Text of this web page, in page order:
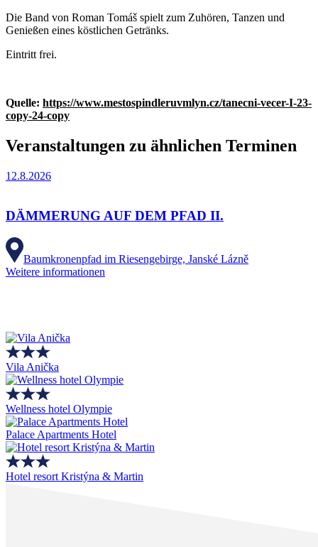
Die Band von Roman Tomáš spielt zum Zuhören, Tanzen und
Genießen eines köstlichen Getränks.
Eintritt frei.
Quelle: https://www.mestospindleruvmlyn.cz/tanecni-vecer-I-23-
copy-24-copy
Veranstaltungen zu ähnlichen Terminen
12.8.2026
DÄMMERUNG AUF DEM PFAD II.
Baumkronenpfad im Riesengebirge, Janské Lázně
Weitere informationen
Vila Anička
Wellness hotel Olympie
Palace Apartments Hotel
Hotel resort Kristýna & Martin